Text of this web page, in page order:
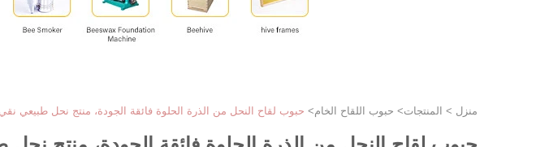
منزل > المنتجات> حبوب اللقاح الخام> حبوب لقاح النحل من الذرة الحلوة فائقة الجودة، منتج نحل طبيعي